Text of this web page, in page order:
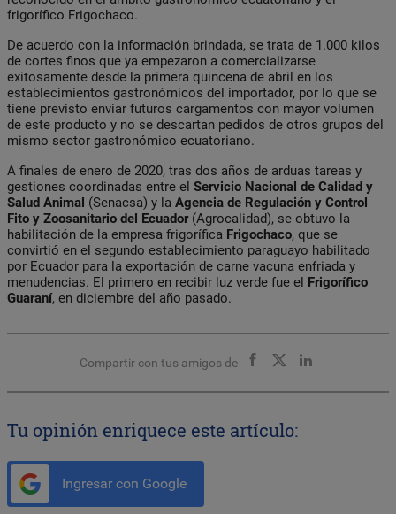
frigorífico Frigochaco.
De acuerdo con la información brindada, se trata de 1.000 kilos
de cortes finos que ya empezaron a comercializarse
exitosamente desde la primera quincena de abril en los
establecimientos gastronómicos del importador, por lo que se
tiene previsto enviar futuros cargamentos con mayor volumen
de este producto y no se descartan pedidos de otros grupos del
mismo sector gastronómico ecuatoriano.
A finales de enero de 2020, tras dos años de arduas tareas y
gestiones coordinadas entre el Servicio Nacional de Calidad y
Salud Animal (Senacsa) y la Agencia de Regulación y Control
Fito y Zoosanitario del Ecuador(Agrocalidad), se obtuvo la
habilitación de la empresa frigorífica Frigochaco, que se
convirtió en el segundo establecimiento paraguayo habilitado
por Ecuador para la exportación de carne vacuna enfriada y
menudencias. El primero en recibir luz verde fue el Frigorífico
Guaraní, en diciembre del año pasado.
Compartir con tus amigos de
Tu opinión enriquece este artículo:
Ingresar con Google